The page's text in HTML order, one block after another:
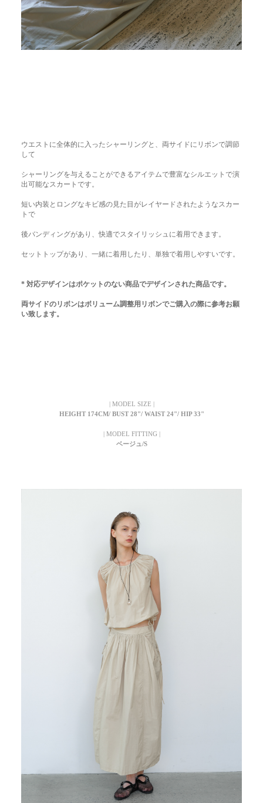
ウエストに全体的に入ったシャーリングと、両サイドにリボンで調節
して
シャーリングを与えることができるアイテムで豊富なシルエットで演
出可能なスカートです。
短い内装とロングなキビ感の見た目がレイヤードされたようなスカー
トで
後バンディングがあり、快適でスタイリッシュに着用できます。
セットトップがあり、一緒に着用したり、単独で着用しやすいです。
* 対応デザインはポケットのない商品でデザインされた商品です。
両サイドのリボンはボリューム調整用リボンでご購入の際に参考お願
い致します。
| MODEL SIZE |
HEIGHT 174CM/ BUST 28"/ WAIST 24"/ HIP 33"
| MODEL FITTING |
ベージュ/S